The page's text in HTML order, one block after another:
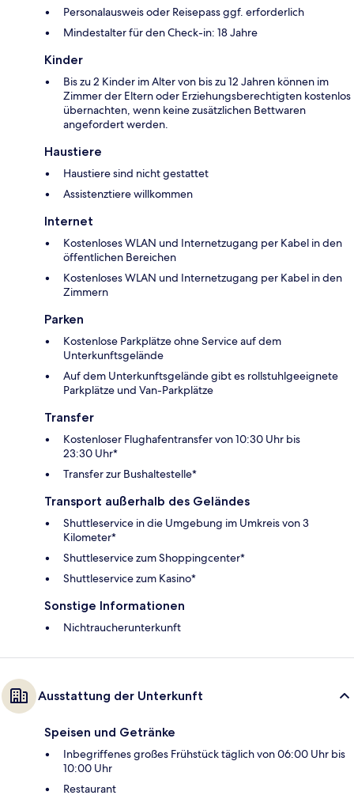
Personalausweis oder Reisepass ggf. erforderlich
Mindestalter für den Check-in: 18 Jahre
Kinder
Bis zu 2 Kinder im Alter von bis zu 12 Jahren können im
Zimmer der Eltern oder Erziehungsberechtigten kostenlos
übernachten, wenn keine zusätzlichen Bettwaren
angefordert werden.
Haustiere
Haustiere sind nicht gestattet
Assistenztiere willkommen
Internet
Kostenloses WLAN und Internetzugang per Kabel in den
öffentlichen Bereichen
Kostenloses WLAN und Internetzugang per Kabel in den
Zimmern
Parken
Kostenlose Parkplätze ohne Service auf dem
Unterkunftsgelände
Auf dem Unterkunftsgelände gibt es rollstuhlgeeignete
Parkplätze und Van-Parkplätze
Transfer
Kostenloser Flughafentransfer von 10:30 Uhr bis
23:30 Uhr*
Transfer zur Bushaltestelle*
Transport außerhalb des Geländes
Shuttleservice in die Umgebung im Umkreis von 3
Kilometer*
Shuttleservice zum Shoppingcenter*
Shuttleservice zum Kasino*
Sonstige Informationen
Nichtraucherunterkunft
Ausstattung der Unterkunft
Speisen und Getränke
Inbegriffenes großes Frühstück täglich von 06:00 Uhr bis
10:00 Uhr
Restaurant